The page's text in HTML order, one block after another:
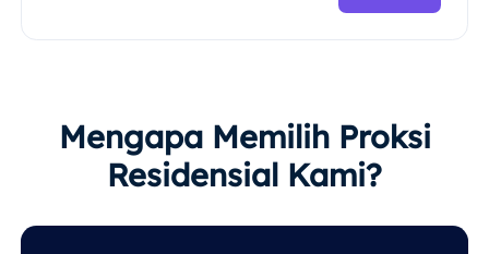
Mengapa Memilih Proksi
Residensial Kami?